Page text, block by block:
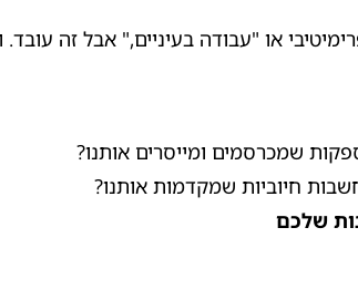
או "עבודה בעיניים," אבל זה
שמכרסמים ומייסרים אותנו?
חיוביות שמקדמות אותנו?
שלכם